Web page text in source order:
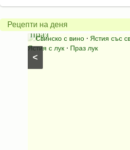
Рецепти на деня
<
Свинско
с
праз
Свинско с вино ⋅ Ястия със
Ястия с лук ⋅ Праз лук